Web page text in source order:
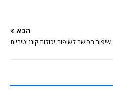
הבא
שיפור הכושר לשיפור יכולות קוגניטיביות